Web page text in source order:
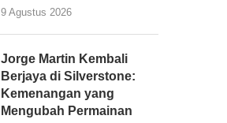
9 Agustus 2026
Jorge Martin Kembali
Berjaya di Silverstone:
Kemenangan yang
Mengubah Permainan